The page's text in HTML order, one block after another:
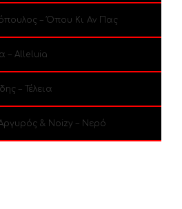
– Όπου Κι Αν Πας
– Alleluia
– Τέλεια
& Noizy – Νερό